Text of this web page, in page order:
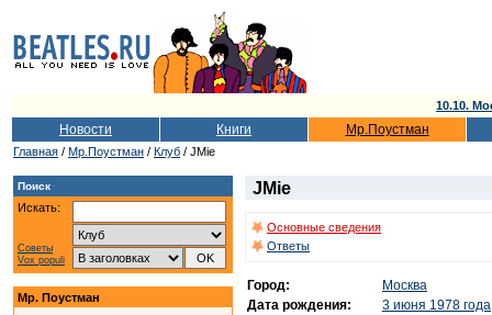
10.10.
Новости Книги Мр.Поустман
Главная / Мр.Поустман / Клуб / JMie
Поиск
Искать:
Советы
Vox populi
Мр. Поустман
JMie
Основные сведения
Ответы
Город:
Москва
Дата рождения:
3 июня 1978 года